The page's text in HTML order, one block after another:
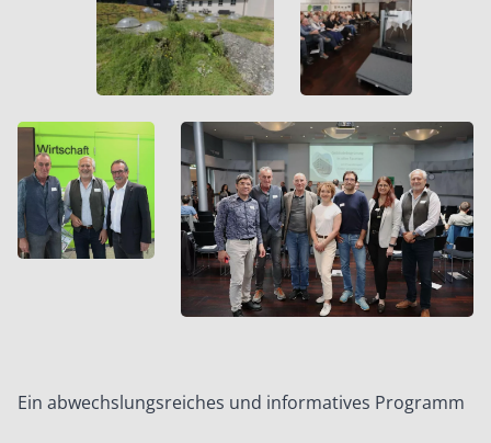
Ein abwechslungsreiches und informatives Programm